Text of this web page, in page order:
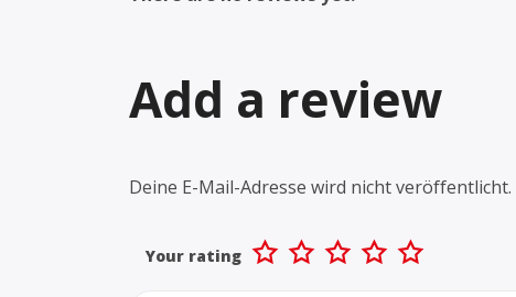
Add a review
Deine E-Mail-Adresse wird nicht veröffentlicht.
Your rating